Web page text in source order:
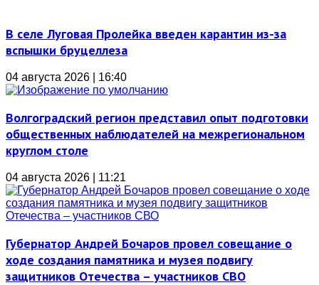
В селе Луговая Пролейка введен карантин из-за
вспышки бруцеллеза
04 августа 2026 | 16:40
Волгоградский регион представил опыт подготовки
общественных наблюдателей на межрегиональном
круглом столе
04 августа 2026 | 11:21
Губернатор Андрей Бочаров провел совещание о
ходе создания памятника и музея подвигу
защитников Отечества – участников СВО